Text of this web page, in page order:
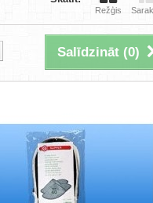
Režģis
Salīdzināt (0)